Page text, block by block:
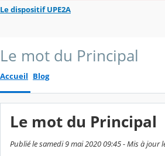
Le dispositif UPE2A
Le mot du Principal
Accueil Blog
Le mot du Principal
Publié le samedi 9 mai 2020 09:45 - Mis à jour